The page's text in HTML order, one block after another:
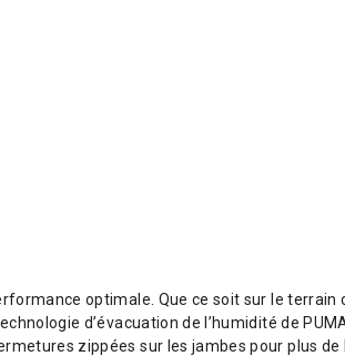
optimale. Que ce soit sur le terrain
d’évacuation de l’humidité de
zippées sur les jambes pour plus de